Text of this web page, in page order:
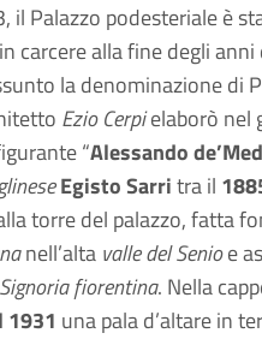
il Palazzo podesteriale è
carcere alla fine degli
la denominazione di
Ezio Cerpielaborò nel
“Alessando
Egisto Sarritra il
torre del palazzo, fatta
nell’alta valle del Senioe
Signoria fiorentina. Nella
1931 una pala d’altare in